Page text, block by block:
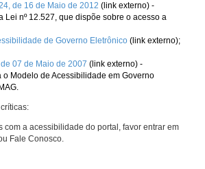
de 16 de Maio de 2012 (link externo) -
Lei nº 12.527, que dispõe sobre o acesso a
de Governo Eletrônico (link externo);
de 07 de Maio de 2007 (link externo) -
o Modelo de Acessibilidade em Governo
com a acessibilidade do portal, favor entrar em
Fale Conosco.